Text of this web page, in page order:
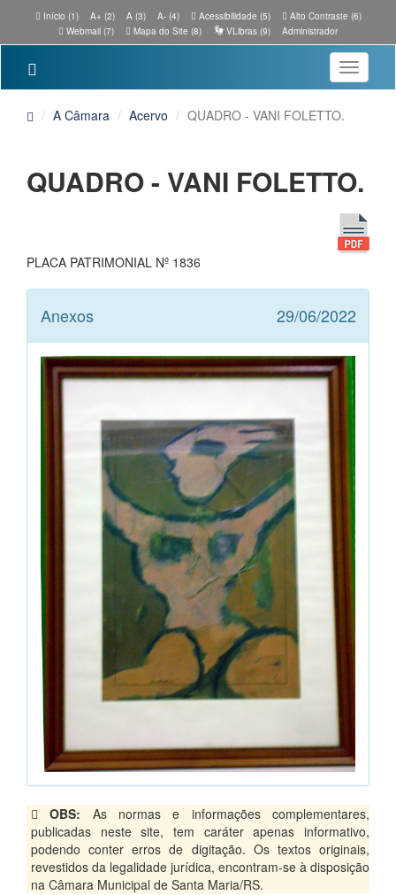
Início (1) A+ (2) A (3) A- (4) Acessibilidade (5)
Alto Contraste (6)
Webmail (7)
Mapa do Site (8) VLibras (9) Administrador
Toggle
A Câmara Acervo QUADRO - VANI FOLETTO.
QUADRO - VANI FOLETTO.
PLACA PATRIMONIAL Nº 1836
Anexos 29/06/2022
OBS: As normas e informações complementares,
publicadas neste site, tem caráter apenas informativo,
podendo conter erros de digitação. Os textos originais,
revestidos da legalidade jurídica, encontram-se à disposição
na Câmara Municipal de Santa Maria/RS.